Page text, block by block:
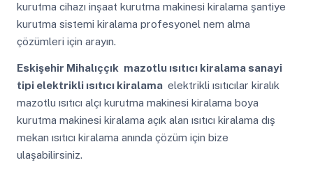
kurutma cihazı inşaat kurutma makinesi kiralama şantiye
kurutma sistemi kiralama profesyonel nem alma
çözümleri için arayın.
Eskişehir Mihalıççık mazotlu ısıtıcı kiralama sanayi
tipi elektrikli ısıtıcı kiralama elektrikli ısıtıcılar kiralık
mazotlu ısıtıcı alçı kurutma makinesi kiralama boya
kurutma makinesi kiralama açık alan ısıtıcı kiralama dış
mekan ısıtıcı kiralama anında çözüm için bize
ulaşabilirsiniz.